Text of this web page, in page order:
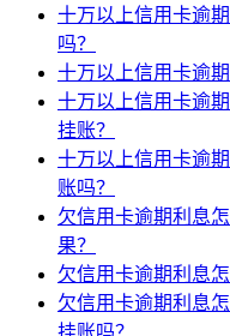
十万以上信用卡逾
吗？
十万以上信用卡逾
十万以上信用卡逾
挂账？
十万以上信用卡逾
账吗？
欠信用卡逾期利息
果？
欠信用卡逾期利息
欠信用卡逾期利息
挂账吗？